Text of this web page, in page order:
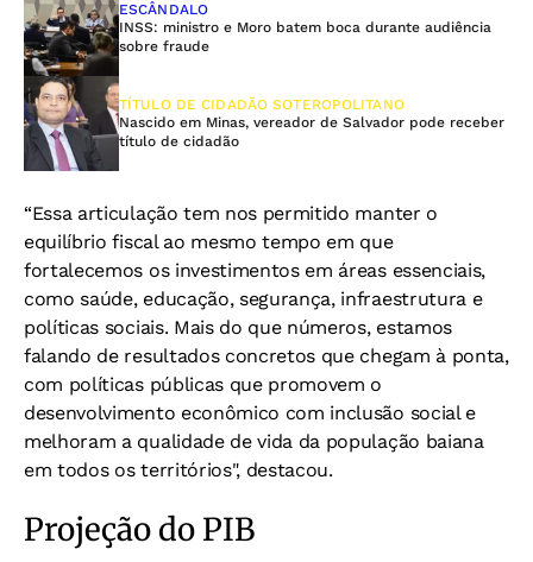
ESCÂNDALO
INSS: ministro e Moro batem boca durante audiência
sobre fraude
TÍTULO DE CIDADÃO SOTEROPOLITANO
Nascido em Minas, vereador de Salvador pode receber
título de cidadão
“Essa articulação tem nos permitido manter o
equilíbrio fiscal ao mesmo tempo em que
fortalecemos os investimentos em áreas essenciais,
como saúde, educação, segurança, infraestrutura e
políticas sociais. Mais do que números, estamos
falando de resultados concretos que chegam à ponta,
com políticas públicas que promovem o
desenvolvimento econômico com inclusão social e
melhoram a qualidade de vida da população baiana
em todos os territórios", destacou.
Projeção do PIB